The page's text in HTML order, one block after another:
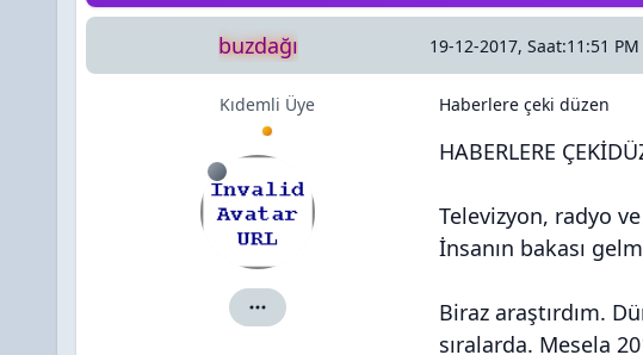
buzdağı 19-12-2017, Saat:11:51 PM
Kıdemli Üye
buzdağı için ayrıntılar
Haberlere çeki düzen
HABERLERE
Televizyon, radyo
İnsanın bakası
Biraz araştırdım.
sıralarda. Mesela